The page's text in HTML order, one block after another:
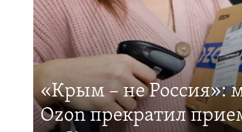
«Крым – не Россия»:
Ozon прекратил